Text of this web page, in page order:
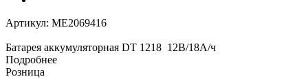
Артикул: МЕ2069416
Батарея аккумуляторная DT 1218 12В/18А/ч
Подробнее
Розница